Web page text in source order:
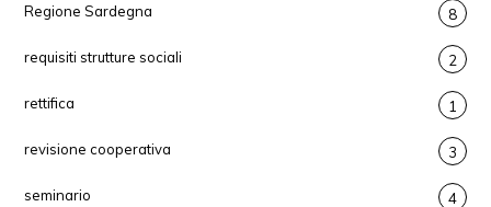
Regione Sardegna 8
requisiti strutture sociali 2
rettifica 1
revisione cooperativa 3
seminario 4